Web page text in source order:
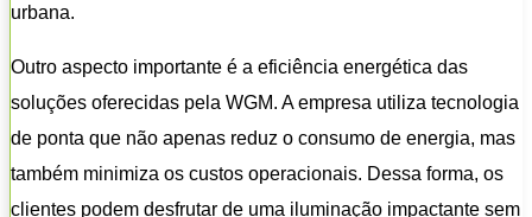
urbana.
Outro aspecto importante é a eficiência energética das
soluções oferecidas pela WGM. A empresa utiliza tecnologia
de ponta que não apenas reduz o consumo de energia, mas
também minimiza os custos operacionais. Dessa forma, os
clientes podem desfrutar de uma iluminação impactante sem